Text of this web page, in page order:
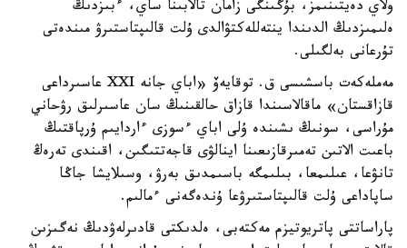
ولاي دەيتىنىمز، بۇگىنگى زامان تالابىنا ساي، ءبىزدىڭ
ەلىمىزدىڭ الدىندا ينتەللەكتۋالدى ۇلت قالىپتاستىرۋ مىندەتى
تۇرعانى بەلگىلى.
مەملەكەت باسشىسى ق. توقايەۆ «اباي جانە XXI عاسىرداعى
قازاقستان» ماقالاسىندا قازاق حالقىنىڭ سان عاسىرلىق رۋحاني
مۇراسى، سونىڭ ىشىندە ۇلى اباي ءسوزى ءاردايىم ۇرپاقتىڭ
باعىت الاتىن تەمىرقازىعىنا اينالۋى قاجەتتىگىن، اقىندى تەرەڭ
تانۋعا، عىلىمعا، بىلىمگە باسىمدىق بەرۋ، وسىلايشا جاڭا
ساپاداعى ۇلت قالىپتاستىرۋعا ۇندەگەنى ءمالىم.
پاراساتتى پاتريوتيزم مەكتەبى، ەلدىكتى قادىرلەۋدىڭ نەگىزىن